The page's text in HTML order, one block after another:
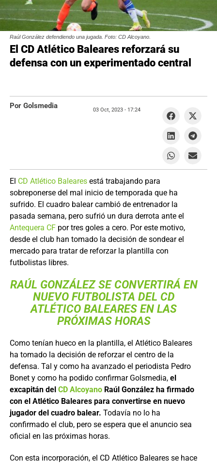
Raúl González defendiendo una jugada. Foto: CD Alcoyano.
El CD Atlético Baleares reforzará su
defensa con un experimentado central
El CD Atlético Baleares está trabajando para
sobreponerse del mal inicio de temporada que ha
sufrido. El cuadro balear cambió de entrenador la
pasada semana, pero sufrió un dura derrota ante el
Antequera CF por tres goles a cero. Por este motivo,
desde el club han tomado la decisión de sondear el
mercado para tratar de reforzar la plantilla con
futbolistas libres.
RAÚL GONZÁLEZ SE CONVERTIRÁ EN
NUEVO FUTBOLISTA DEL CD
ATLÉTICO BALEARES EN LAS
PRÓXIMAS HORAS
Como tenían hueco en la plantilla, el Atlético Baleares
ha tomado la decisión de reforzar el centro de la
defensa. Tal y como ha avanzado el periodista Pedro
Bonet y como ha podido confirmar Golsmedia, el
excapitán del CD Alcoyano Raúl González ha firmado
con el Atlético Baleares para convertirse en nuevo
jugador del cuadro balear. Todavía no lo ha
confirmado el club, pero se espera que el anuncio sea
oficial en las próximas horas.
Con esta incorporación, el CD Atlético Baleares se hace
Por Golsmedia 03 Oct, 2023 - 17:24